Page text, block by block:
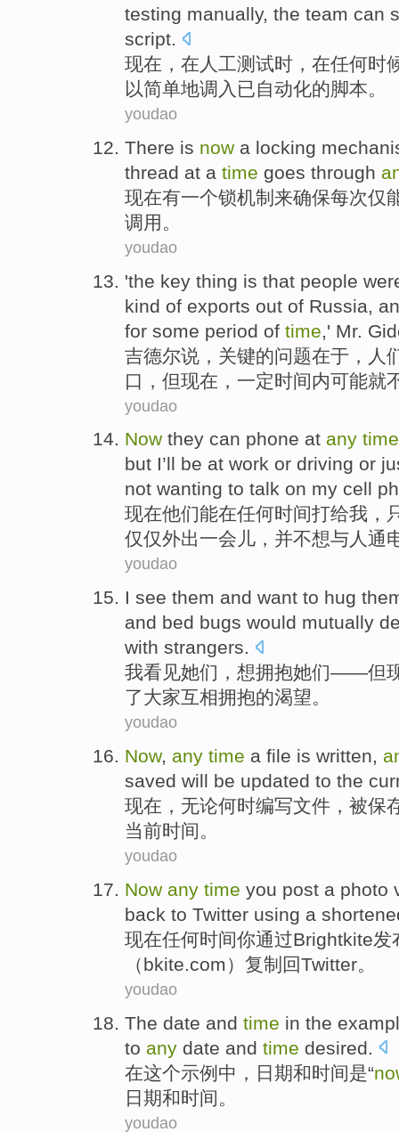
testing manually, the team can
script.
现在 ， 在 人工测试时 ，在任何时
以简单地调入 已自动化的脚本。
youdao
There is now a locking
thread at a time goes through
现在有一个锁机制 来确保每次仅
调用 。
youdao
'the key thing is that people
kind of exports out of Russia
for some period of time ' Mr.
吉德尔说， 关键的问题在于，
人
口 ， 但现在 ， 一定时间内可能就
youdao
Now they can phone at any time
but I’ll be at work or driving or
not wanting to talk on my cell
现在他们能在任何时间打给我 ，
仅仅外出一会儿， 并不想与人通
youdao
I see them and want to hug
and bed bugs would mutually
with strangers.
我看见她们 ， 想拥抱她们——但
了大家互相拥抱的渴望。
youdao
Now, any time a file is written,
saved will be updated to the
现在 ， 无论何时编写文件 ， 被保
当前时间。
youdao
Now any time you post a photo
back to Twitter using a
现在任何时间你通过Brightkite发
（bkite.com） 复制 回Twitter。
youdao
The date and time in the
to any date and time desired
在这个示例中， 日期和时间是“
日期和时间。
youdao